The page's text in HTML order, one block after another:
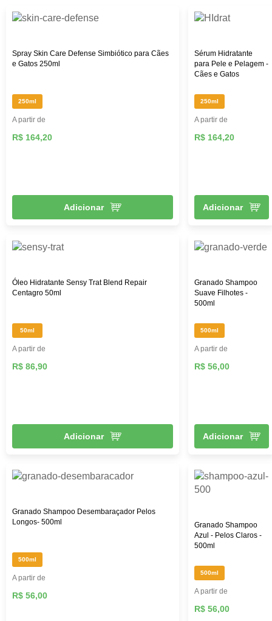
Spray Skin Care Defense Simbiótico para Cães
e Gatos 250ml
250ml
A partir de
R$ 164,20
Adicionar
Sérum Hidratante
para Pele e Pelagem -
Cães e Gatos
250ml
A partir de
R$ 164,20
Adicionar
Óleo Hidratante Sensy Trat Blend Repair
Centagro 50ml
50ml
A partir de
R$ 86,90
Adicionar
Granado Shampoo
Suave Filhotes -
500ml
500ml
A partir de
R$ 56,00
Adicionar
Granado Shampoo Desembaraçador Pelos
Longos- 500ml
500ml
A partir de
R$ 56,00
Granado Shampoo
Azul - Pelos Claros -
500ml
500ml
A partir de
R$ 56,00